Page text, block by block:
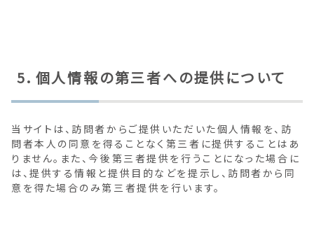
5．個人情報の第三者への提供について
当サイトは、訪問者からご提供いただいた個人情報を、訪
問者本人の同意を得ることなく第三者に提供することはあ
りません。また、今後第三者提供を行うことになった場合に
は、提供する情報と提供目的などを提示し、訪問者から同
意を得た場合のみ第三者提供を行います。